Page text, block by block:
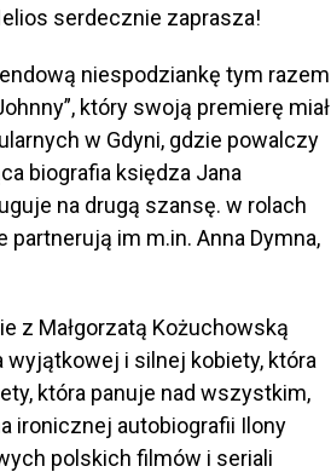
serdecznie zaprasza!
niespodziankę tym razem
który swoją premierę miał
w Gdyni, gdzie powalczy
biografia księdza Jana
na drugą szansę. w rolach
partnerują im m.in. Anna Dymna,
z Małgorzatą Kożuchowską
wyjątkowej i silnej kobiety, która
która panuje nad wszystkim,
ironicznej autobiografii Ilony
polskich filmów i seriali